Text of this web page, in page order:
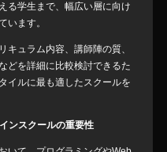
る学生まで、幅広い層に向け
います。
キュラム内容、講師陣の質、
どを詳細に比較検討できるた
イルに最も適したスクールを
ンスクールの重要性